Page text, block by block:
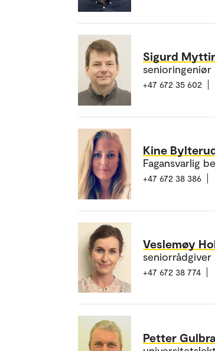
Sigurd
senioringeniør
+47 672 35 602
Kine
Fagansvarlig
+47 672 38 386
Veslemøy
seniorrådgiver
+47 672 38 774
Petter